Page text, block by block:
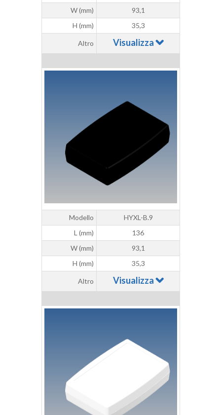
W (mm)
93,1
H (mm)
35,3
Altro Visualizza
Modello
HYXL-B.9
L (mm)
136
W (mm)
93,1
H (mm)
35,3
Altro Visualizza